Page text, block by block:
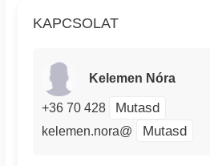
KAPCSOLAT
Kelemen Nóra
+36 70 428 Mutasd
kelemen.nora@ Mutasd